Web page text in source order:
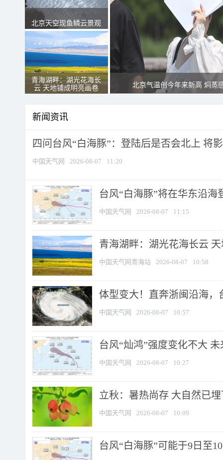
北京天空现鱼鳞云景观
青海湖畔：湖光花海长
云 天地铺成明亮画卷
北京气温创今年来新高 焖蒸
新闻资讯
四问台风“白海豚”：登陆后是否会北上 将
中国天气网 2026-08-07 11:20
台风“白海豚”将在华东沿
中国天气网 2026-08-07 11:15
青海湖畔：湖光花海长云
中国天气网青海站 2026-08-07 10:58
体型变大！直奔浙闽沿海，
中国天气网 2026-08-07 10:57
台风“灿鸿”强度变化不大
中国天气网 2026-08-07 10:27
立秋：暑热尚存 大自然已
中国天气网 2026-08-07 10:09
台风“白海豚”可能于9日至